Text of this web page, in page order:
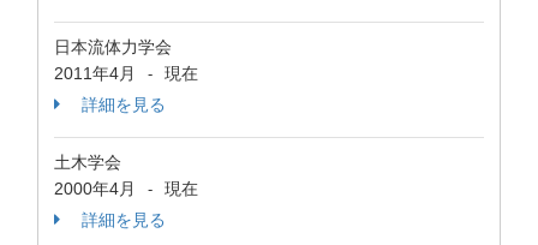
日本流体力学会
2011年4月
-
現在
詳細を見る
土木学会
2000年4月
-
現在
詳細を見る